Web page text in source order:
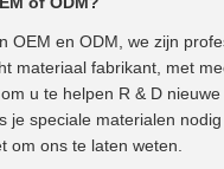
OEM en ODM, we zijn
materiaal fabrikant, met
u te helpen R & D nieuwe
je speciale materialen
om ons te laten weten.